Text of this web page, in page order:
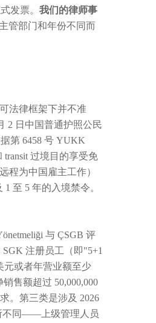
发票。 我们的律师事
管部门和年份不同而
法律框架下并不准
2 日中国普通护照公民
据第 6458 号 YUKK
transit 过境目的享受免
为中国雇主工作）
至 5 年的入境禁令。
与 ÇSGB 评
注册员工（即"5+1
元或者年营业额至少
售额超过 50,000,000
。第三类是涉及 2026
不同——上级管理人员